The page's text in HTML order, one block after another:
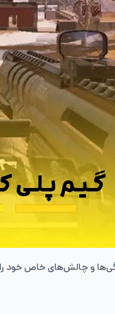
و چالش‌های خاص خود را